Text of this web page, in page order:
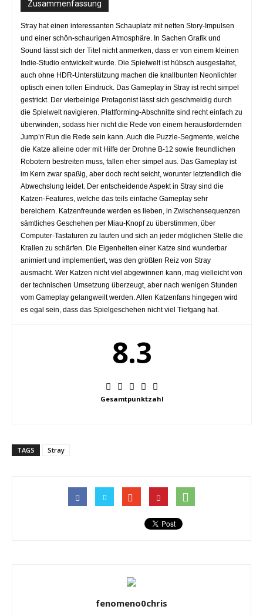
Zusammenfassung
Stray hat einen interessanten Schauplatz mit netten Story-Impulsen
und einer schön-schaurigen Atmosphäre. In Sachen Grafik und
Sound lässt sich der Titel nicht anmerken, dass er von einem kleinen
Indie-Studio entwickelt wurde. Die Spielwelt ist hübsch ausgestaltet,
auch ohne HDR-Unterstützung machen die knallbunten Neonlichter
optisch einen tollen Eindruck. Das Gameplay in Stray ist recht simpel
gestrickt. Der vierbeinige Protagonist lässt sich geschmeidig durch
die Spielwelt navigieren. Plattforming-Abschnitte sind recht einfach zu
überwinden, sodass hier nicht die Rede von einem herausfordernden
Jump’n’Run die Rede sein kann. Auch die Puzzle-Segmente, welche
die Katze alleine oder mit Hilfe der Drohne B-12 sowie freundlichen
Robotern bestreiten muss, fallen eher simpel aus. Das Gameplay ist
im Kern zwar spaßig, aber doch recht seicht, worunter letztendlich die
Abwechslung leidet. Der entscheidende Aspekt in Stray sind die
Katzen-Features, welche das teils einfache Gameplay sehr
bereichern. Katzenfreunde werden es lieben, in Zwischensequenzen
sämtliches Geschehen per Miau-Knopf zu überstimmen, über
Computer-Tastaturen zu laufen und sich an jeder möglichen Stelle die
Krallen zu schärfen. Die Eigenheiten einer Katze sind wunderbar
animiert und implementiert, was den größten Reiz von Stray
ausmacht. Wer Katzen nicht viel abgewinnen kann, mag vielleicht von
der technischen Umsetzung überzeugt, aber nach wenigen Stunden
vom Gameplay gelangweilt werden. Allen Katzenfans hingegen wird
es egal sein, dass das Spielgeschehen nicht viel Tiefgang hat.
8.3
Gesamtpunktzahl
TAGS Stray
fenomeno0chris